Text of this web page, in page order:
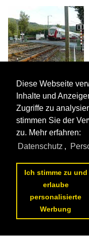
RE 3766 beim
De Rond Hans und Jeanny
Luxemburg /
Linn 10 Luxembourg –
2 3 4 5 6 7
Diese Webseite
Inhalte und
Zugriffe zu
stimmen Sie der
zu. Mehr erfahren:
Datenschutz ,
Ich stimme zu und
erlaube
personalisierte
Werbung